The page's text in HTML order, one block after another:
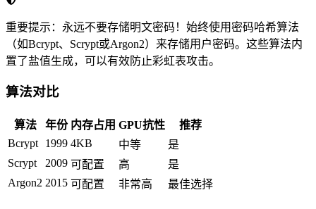
重要提示：永远不要存储明文密码！始终使用密码哈希算法
（如Bcrypt、Scrypt或Argon2）来存储用户密码。这些算法内
置了盐值生成，可以有效防止彩虹表攻击。
算法对比
算法 年份 内存占用 GPU抗性
推荐
Bcrypt
1999 4KB 中等
是
Scrypt
2009 可配置 高
是
Argon2 2015 可配置 非常高 最佳选择